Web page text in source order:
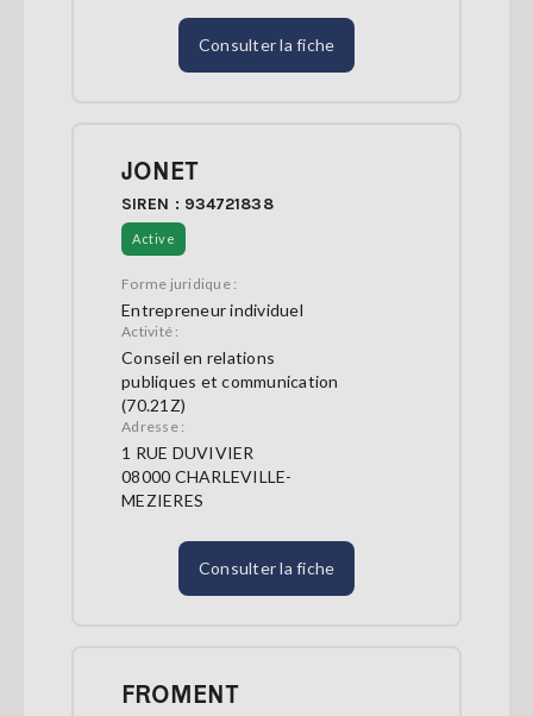
Consulter la fiche
JONET
SIREN : 934721838
Active
Forme juridique :
Entrepreneur individuel
Activité :
Conseil en relations
publiques et communication
(70.21Z)
Adresse :
1 RUE DUVIVIER
08000 CHARLEVILLE-
MEZIERES
Consulter la fiche
FROMENT